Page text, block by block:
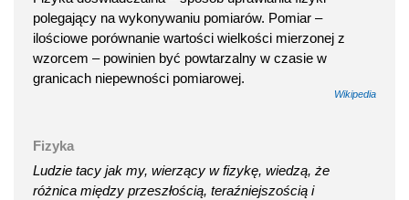
polegający na wykonywaniu pomiarów. Pomiar –
ilościowe porównanie wartości wielkości mierzonej z
wzorcem – powinien być powtarzalny w czasie w
granicach niepewności pomiarowej.
Wikipedia
Fizyka
Ludzie tacy jak my, wierzący w fizykę, wiedzą, że
różnica między przeszłością, teraźniejszością i